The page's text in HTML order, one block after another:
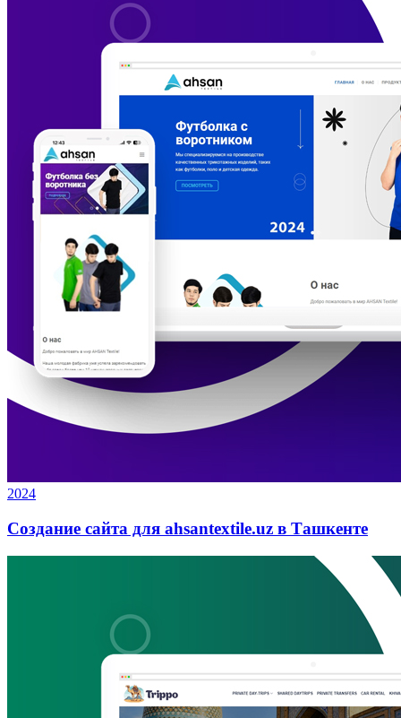
2024
Создание сайта для ahsantextile.uz в Ташкенте